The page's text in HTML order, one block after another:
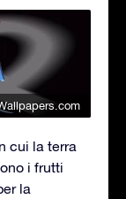
cui la terra
i frutti
la